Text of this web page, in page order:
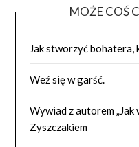
MOŻE COŚ
Jak stworzyć
Weź się w garść.
Wywiad z autorem „Jak
Zyszczakiem